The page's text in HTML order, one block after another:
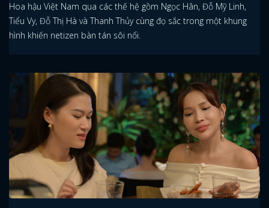
Hoa hậu Việt Nam qua các thế hệ gồm Ngọc Hân, Đỗ Mỹ Linh,
Tiểu Vy, Đỗ Thị Hà và Thanh Thủy cùng đọ sắc trong một khung
hình khiến netizen bàn tán sôi nổi.